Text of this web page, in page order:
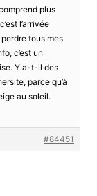
plus
l’arrivée
tous mes
c’est un
Y a-t-il des
parce qu’à
au soleil.
#84451